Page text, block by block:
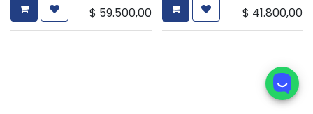
$ 59.500,00
$ 41.800,00